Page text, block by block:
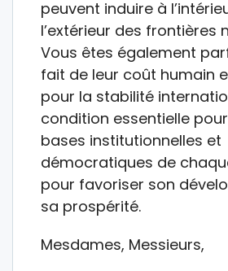
peuvent induire à
l’extérieur des frontières
Vous êtes également
fait de leur coût humain
pour la stabilité
condition essentielle
bases institutionnelles et
démocratiques de
pour favoriser son
sa prospérité.
Mesdames, Messieurs,